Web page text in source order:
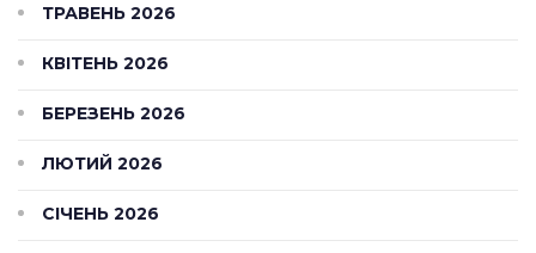
ТРАВЕНЬ 2026
КВІТЕНЬ 2026
БЕРЕЗЕНЬ 2026
ЛЮТИЙ 2026
СІЧЕНЬ 2026